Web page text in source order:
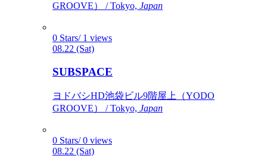
GROOVE） / Tokyo, Japan
0 Stars/ 1 views
08.22 (Sat)
SUBSPACE
ヨドバシHD池袋ビル9階屋上（YODO
GROOVE） / Tokyo, Japan
0 Stars/ 0 views
08.22 (Sat)